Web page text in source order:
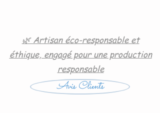
🌿 Artisan éco-responsable et
éthique, engagé pour une production
responsable
Avis Clients